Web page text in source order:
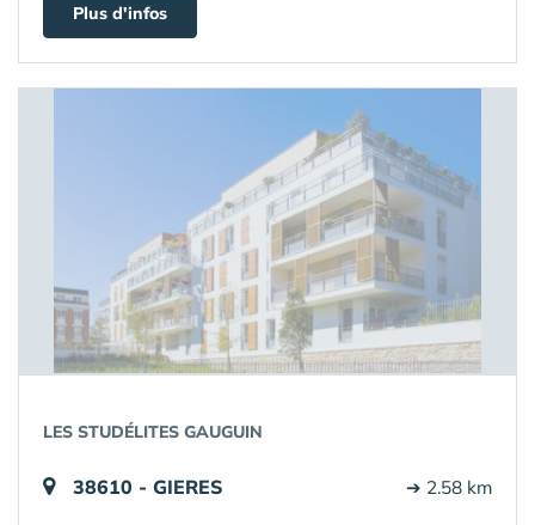
Plus d'infos
LES STUDÉLITES GAUGUIN
38610 - GIERES ➔ 2.58 km